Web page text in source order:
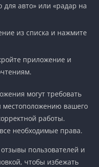
для авто» или «радар на
из списка и нажмите
приложение и
могут требовать
местоположению вашего
работы.
необходимые права.
пользователей и
чтобы избежать